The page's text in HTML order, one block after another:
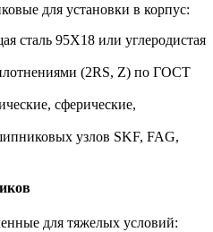
для установки в корпус:
сталь 95Х18 или углеродистая
(2RS, Z) по ГОСТ
сферические,
узлов SKF, FAG,
для тяжелых условий: